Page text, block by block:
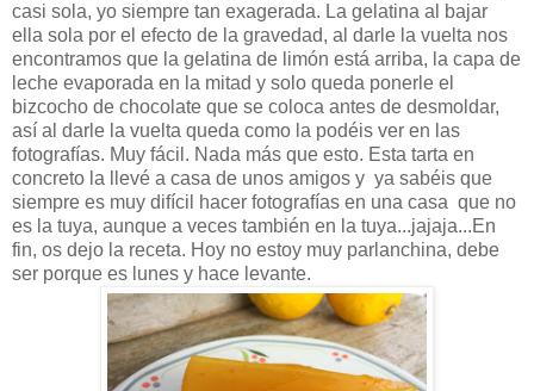
casi sola, yo siempre tan exagerada. La gelatina al bajar
ella sola por el efecto de la gravedad, al darle la vuelta nos
encontramos que la gelatina de limón está arriba, la capa de
leche evaporada en la mitad y solo queda ponerle el
bizcocho de chocolate que se coloca antes de desmoldar,
así al darle la vuelta queda como la podéis ver en las
fotografías. Muy fácil. Nada más que esto. Esta tarta en
concreto la llevé a casa de unos amigos y ya sabéis que
siempre es muy difícil hacer fotografías en una casa que no
es la tuya, aunque a veces también en la tuya...jajaja...En
fin, os dejo la receta. Hoy no estoy muy parlanchina, debe
ser porque es lunes y hace levante.